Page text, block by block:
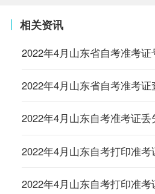
相关资讯
2022年4月山东省自考准考证
2022年4月山东省自考准考证
2022年4月山东自考准考证丢
2022年4月山东自考打印准考
2022年4月山东自考打印准考